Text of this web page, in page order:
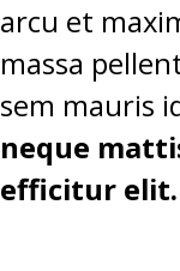
arcu et
massa
sem mauris
neque
efficitur elit.